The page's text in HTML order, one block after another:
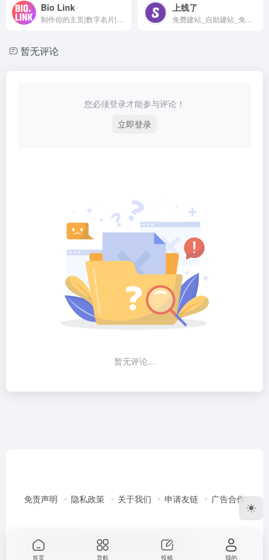
Bio Link 上线了
暂无评论
您必须登录才能参与评论！
立即登录
暂无评论...
免责声明 隐私政策 关于我们 申请友链 广告合作
Copyright © 2026 96导航 渝ICP备2022003351号-2
首页 导航 投稿 我的